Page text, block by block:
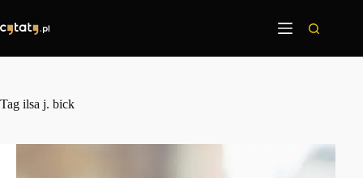
treści
Tag ilsa j. bick